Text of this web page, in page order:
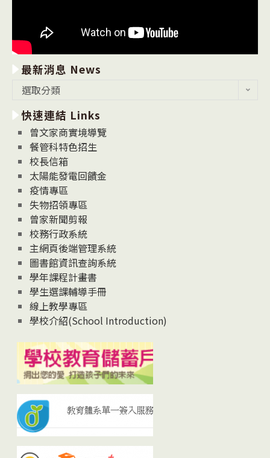
最新消息 News
消
息
News
選取分類
快速連結 Links
曾文家商實境導覽
餐管科特色招生
校長信箱
太陽能發電回饋金
疫情專區
失物招領專區
曾家新聞剪報
校務行政系統
主網頁後端管理系統
圖書館資訊查詢系統
學年課程計畫書
學生選課輔導手冊
線上教學專區
學校介紹(School Introduction)